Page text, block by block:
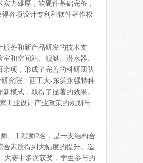
力雄厚，软硬件基础完备，
各项设计专利和软件著作权
务和新产品研发的技术支
和空间站、舰艇、潜水器、
项，形成了完善的科研团队
究院、西工大-东莞永强特种
模式，取得了显著的效果。
工业设计产业政策的规划与
、工程师2名，是一支结构合
素质得到大幅度的提升。迄
大赛中多次获奖，学生参与的